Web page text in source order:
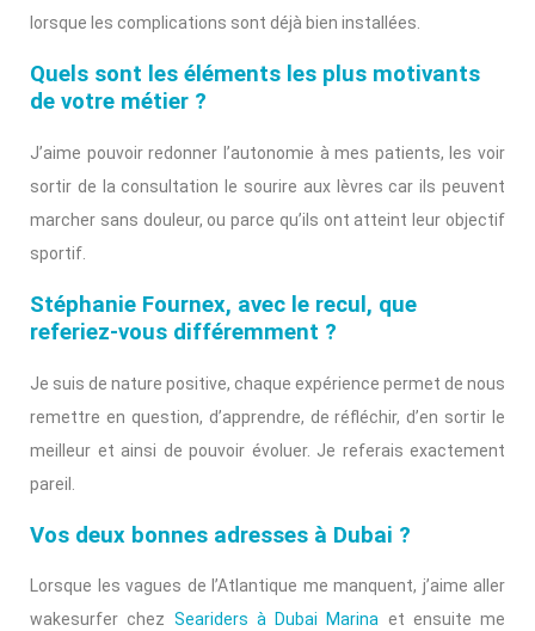
lorsque les complications sont déjà bien installées.
Quels sont les éléments les plus motivants
de votre métier ?
J’aime pouvoir redonner l’autonomie à mes patients, les voir
sortir de la consultation le sourire aux lèvres car ils peuvent
marcher sans douleur, ou parce qu’ils ont atteint leur objectif
sportif.
Stéphanie Fournex, avec le recul, que
referiez-vous différemment ?
Je suis de nature positive, chaque expérience permet de nous
remettre en question, d’apprendre, de réfléchir, d’en sortir le
meilleur et ainsi de pouvoir évoluer. Je referais exactement
pareil.
Vos deux bonnes adresses à Dubai ?
Lorsque les vagues de l’Atlantique me manquent, j’aime aller
wakesurfer chez Seariders à Dubai Marina et ensuite me